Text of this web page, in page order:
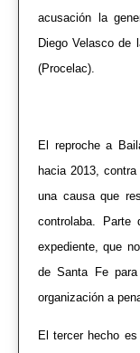
acusación la
Diego Velasco de
(Procelac).
El reproche a
hacia 2013,
una causa que
controlaba.
expediente, que
de Santa Fe
organización a
El tercer hecho